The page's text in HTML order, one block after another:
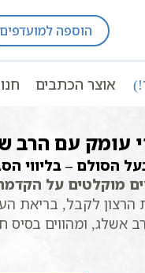
הוספה למועדפים
אוצר הכתבים
לספר הזוהר
עומק עם הרב
הסולם – בליווי
מוקלטים על
לקבל, בריאת
ומהווים בסיס